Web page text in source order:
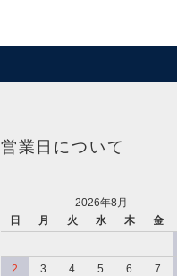
営業日について
2026年8月
日
月 火 水 木 金
2
3 4 5 6 7